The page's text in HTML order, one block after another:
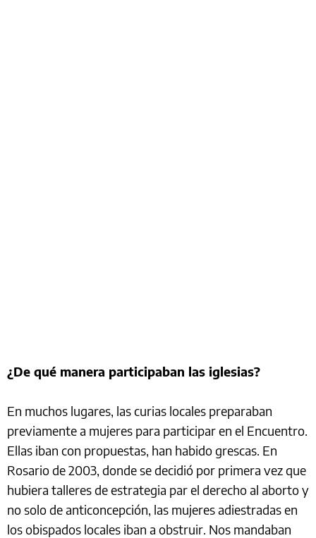
¿De qué manera participaban las iglesias?
En muchos lugares, las curias locales preparaban
previamente a mujeres para participar en el Encuentro.
Ellas iban con propuestas, han habido grescas. En
Rosario de 2003, donde se decidió por primera vez que
hubiera talleres de estrategia par el derecho al aborto y
no solo de anticoncepción, las mujeres adiestradas en
los obispados locales iban a obstruir. Nos mandaban